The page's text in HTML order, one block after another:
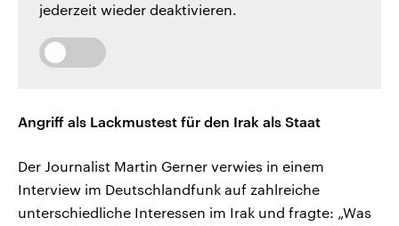
jederzeit wieder deaktivieren.
Angriff als Lackmustest für den Irak als Staat
Der Journalist Martin Gerner verwies in einem
Interview im Deutschlandfunk auf zahlreiche
unterschiedliche Interessen im Irak und fragte: „Was